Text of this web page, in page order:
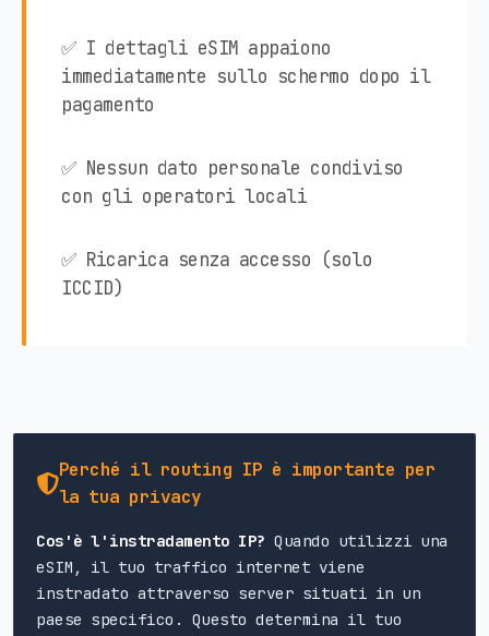
✅ I dettagli eSIM appaiono
immediatamente sullo schermo dopo il
pagamento
✅ Nessun dato personale condiviso
con gli operatori locali
✅ Ricarica senza accesso (solo
ICCID)
Perché il routing IP è importante per
la tua privacy
Cos'è l'instradamento IP? Quando utilizzi una
eSIM, il tuo traffico internet viene
instradato attraverso server situati in un
paese specifico. Questo determina il tuo